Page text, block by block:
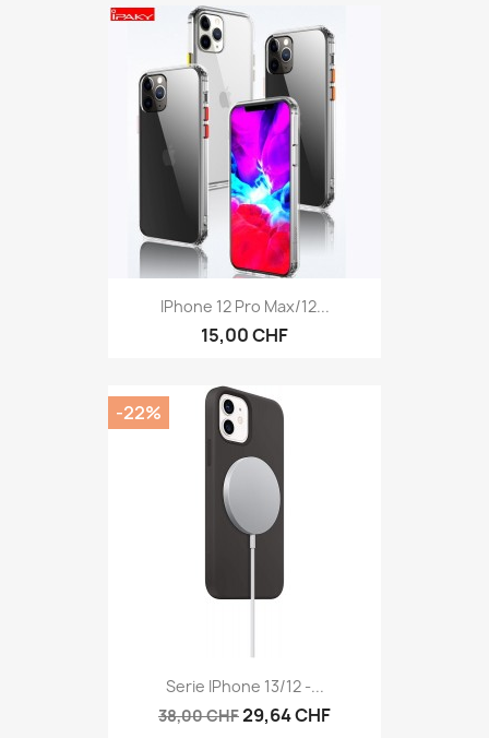
IPhone 12 Pro Max/12...
15,00 CHF
Serie IPhone 13/12 -...
38,00 CHF29,64 CHF
-22%